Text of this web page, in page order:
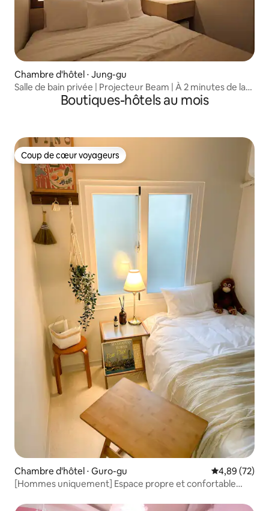
Chambre d'hôtel ⋅ Jung-gu
Salle de bain privée | Projecteur Beam | À 2 minutes de la
gare DDP | À 3 minutes du bus de l'aéroport | Ascenseur
Boutiques-hôtels au mois
Coup de cœur voyageurs
Coup de cœur voyageurs
Chambre d'hôtel ⋅ Guro-gu Évaluation
4,89 (72)
[Hommes uniquement] Espace propre et confortable